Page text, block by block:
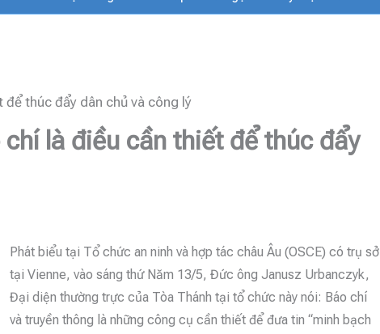
thúc đẩy dân chủ và công lý
là điều cần thiết để thúc đẩy
Phát biểu tại Tổ chức an ninh và hợp tác châu Âu (OSCE) có trụ sở
tại Vienne, vào sáng thứ Năm 13/5, Đức ông Janusz Urbanczyk,
Đại diện thường trực của Tòa Thánh tại tổ chức này nói: Báo chí
và truyền thông là những công cụ cần thiết để đưa tin “minh bạch